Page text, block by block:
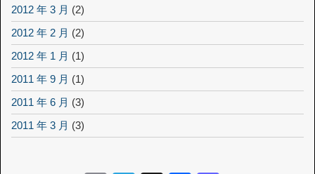
2012 年 3 月 (2)
2012 年 2 月 (2)
2012 年 1 月 (1)
2011 年 9 月 (1)
2011 年 6 月 (3)
2011 年 3 月 (3)